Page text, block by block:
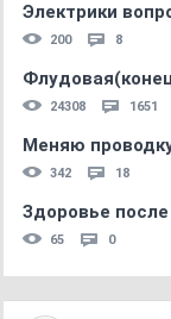
Электрики
200 8
24308 1651
Меняю
342 18
Здоровье после
65 0